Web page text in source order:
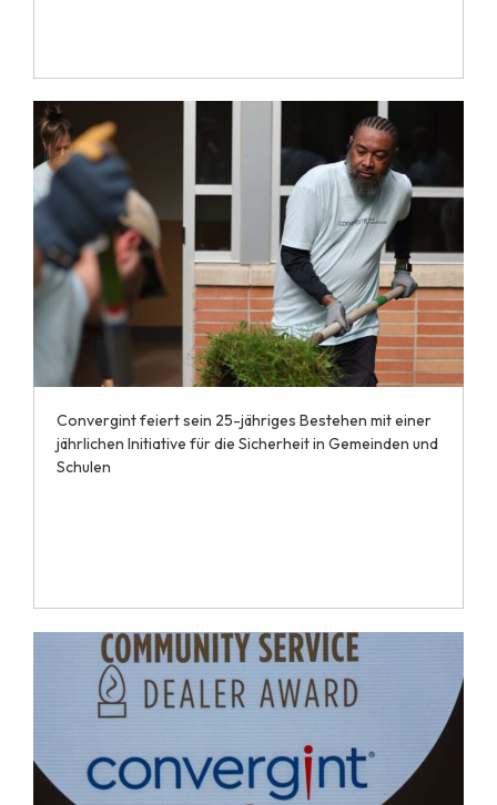
Convergint feiert sein 25-jähriges Bestehen mit einer
jährlichen Initiative für die Sicherheit in Gemeinden und
Schulen